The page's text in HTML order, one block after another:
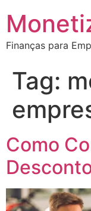
Finanças para
Tag:
Como